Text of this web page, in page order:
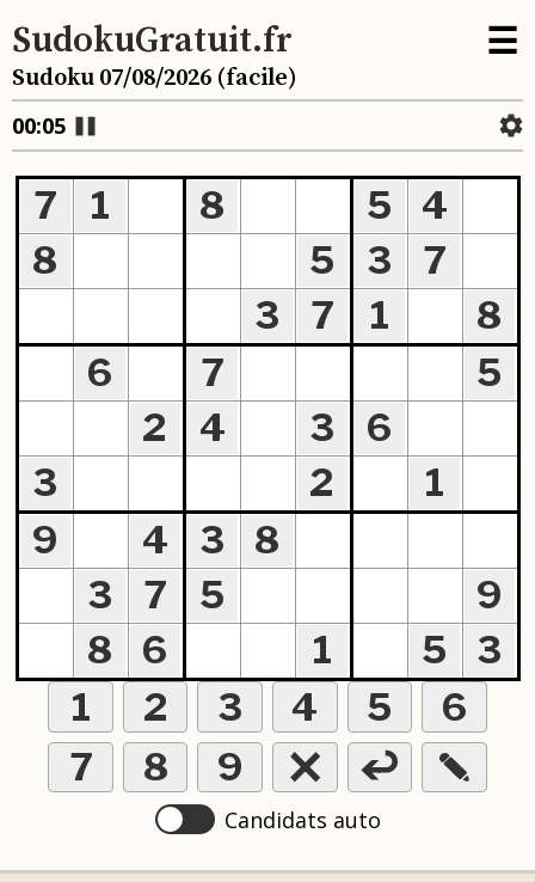
☰
SudokuGratuit.fr
Sudoku 07/08/2026 (facile)
00:05
1 2 3 4 5
6
7
8 9
Candidats auto